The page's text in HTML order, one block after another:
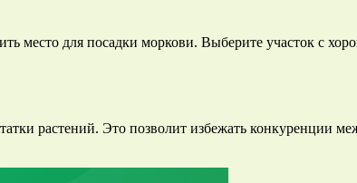
место для посадки моркови. Выберите участок с
растений. Это позволит избежать конкуренции